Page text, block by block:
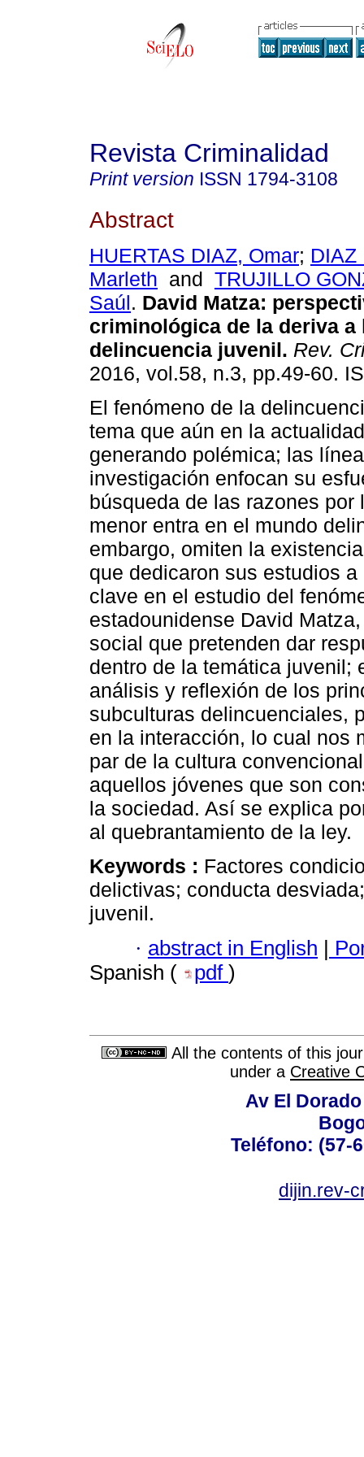
Revista Criminalidad
Print version ISSN 1794-3108
Abstract
HUERTAS DIAZ, Omar; DIAZ
Marleth and TRUJILLO
Saúl. David Matza:
criminológica de la deriva a
delincuencia juvenil. Rev.
2016, vol.58, n.3, pp.49-60.
El fenómeno de la
tema que aún en la
generando polémica; las
investigación enfocan su
búsqueda de las razones por
menor entra en el mundo
embargo, omiten la
que dedicaron sus estudios
clave en el estudio del
estadounidense David
social que pretenden dar
dentro de la temática juvenil;
análisis y reflexión de los
subculturas delincuenciales,
en la interacción, lo cual nos
par de la cultura
aquellos jóvenes que son
la sociedad. Así se explica
al quebrantamiento de la ley.
Keywords : Factores
delictivas; conducta
juvenil.
· abstract in English |
Spanish (
pdf )
All the contents of this
under a Creative
Av El
Teléfono: (57-
dijin.rev-